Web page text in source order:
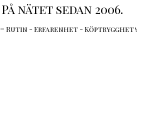
På nätet sedan 2006.
= Rutin - Erfarenhet - Köptrygghet !